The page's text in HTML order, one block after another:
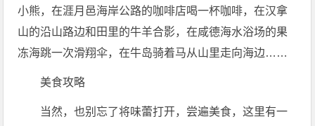
小熊，在涯月邑海岸公路的咖啡店喝一杯咖啡，在汉拿
山的沿山路边和田里的牛羊合影，在咸德海水浴场的果
冻海跳一次滑翔伞，在牛岛骑着马从山里走向海边……
美食攻略
当然，也别忘了将味蕾打开，尝遍美食，这里有一